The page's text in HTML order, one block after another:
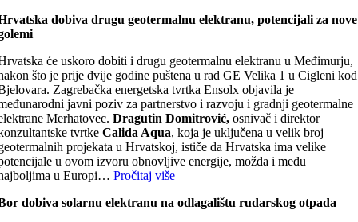
dobiva drugu geotermalnu elektranu, potencijali za nove
će uskoro dobiti i drugu geotermalnu elektranu u Međimurju,
što je prije dvije godine puštena u rad GE Velika 1 u Cigleni kod
Zagrebačka energetska tvrtka Ensolx objavila je
javni poziv za partnerstvo i razvoju i gradnji geotermalne
Merhatovec.Dragutin Domitrović, osnivač i direktor
tvrtkeCalida Aqua, koja je uključena u velik broj
projekata u Hrvatskoj, ističe da Hrvatska ima velike
u ovom izvoru obnovljive energije, možda i među
u Europi…Pročitaj više
dobiva solarnu elektranu na odlagalištu rudarskog otpada